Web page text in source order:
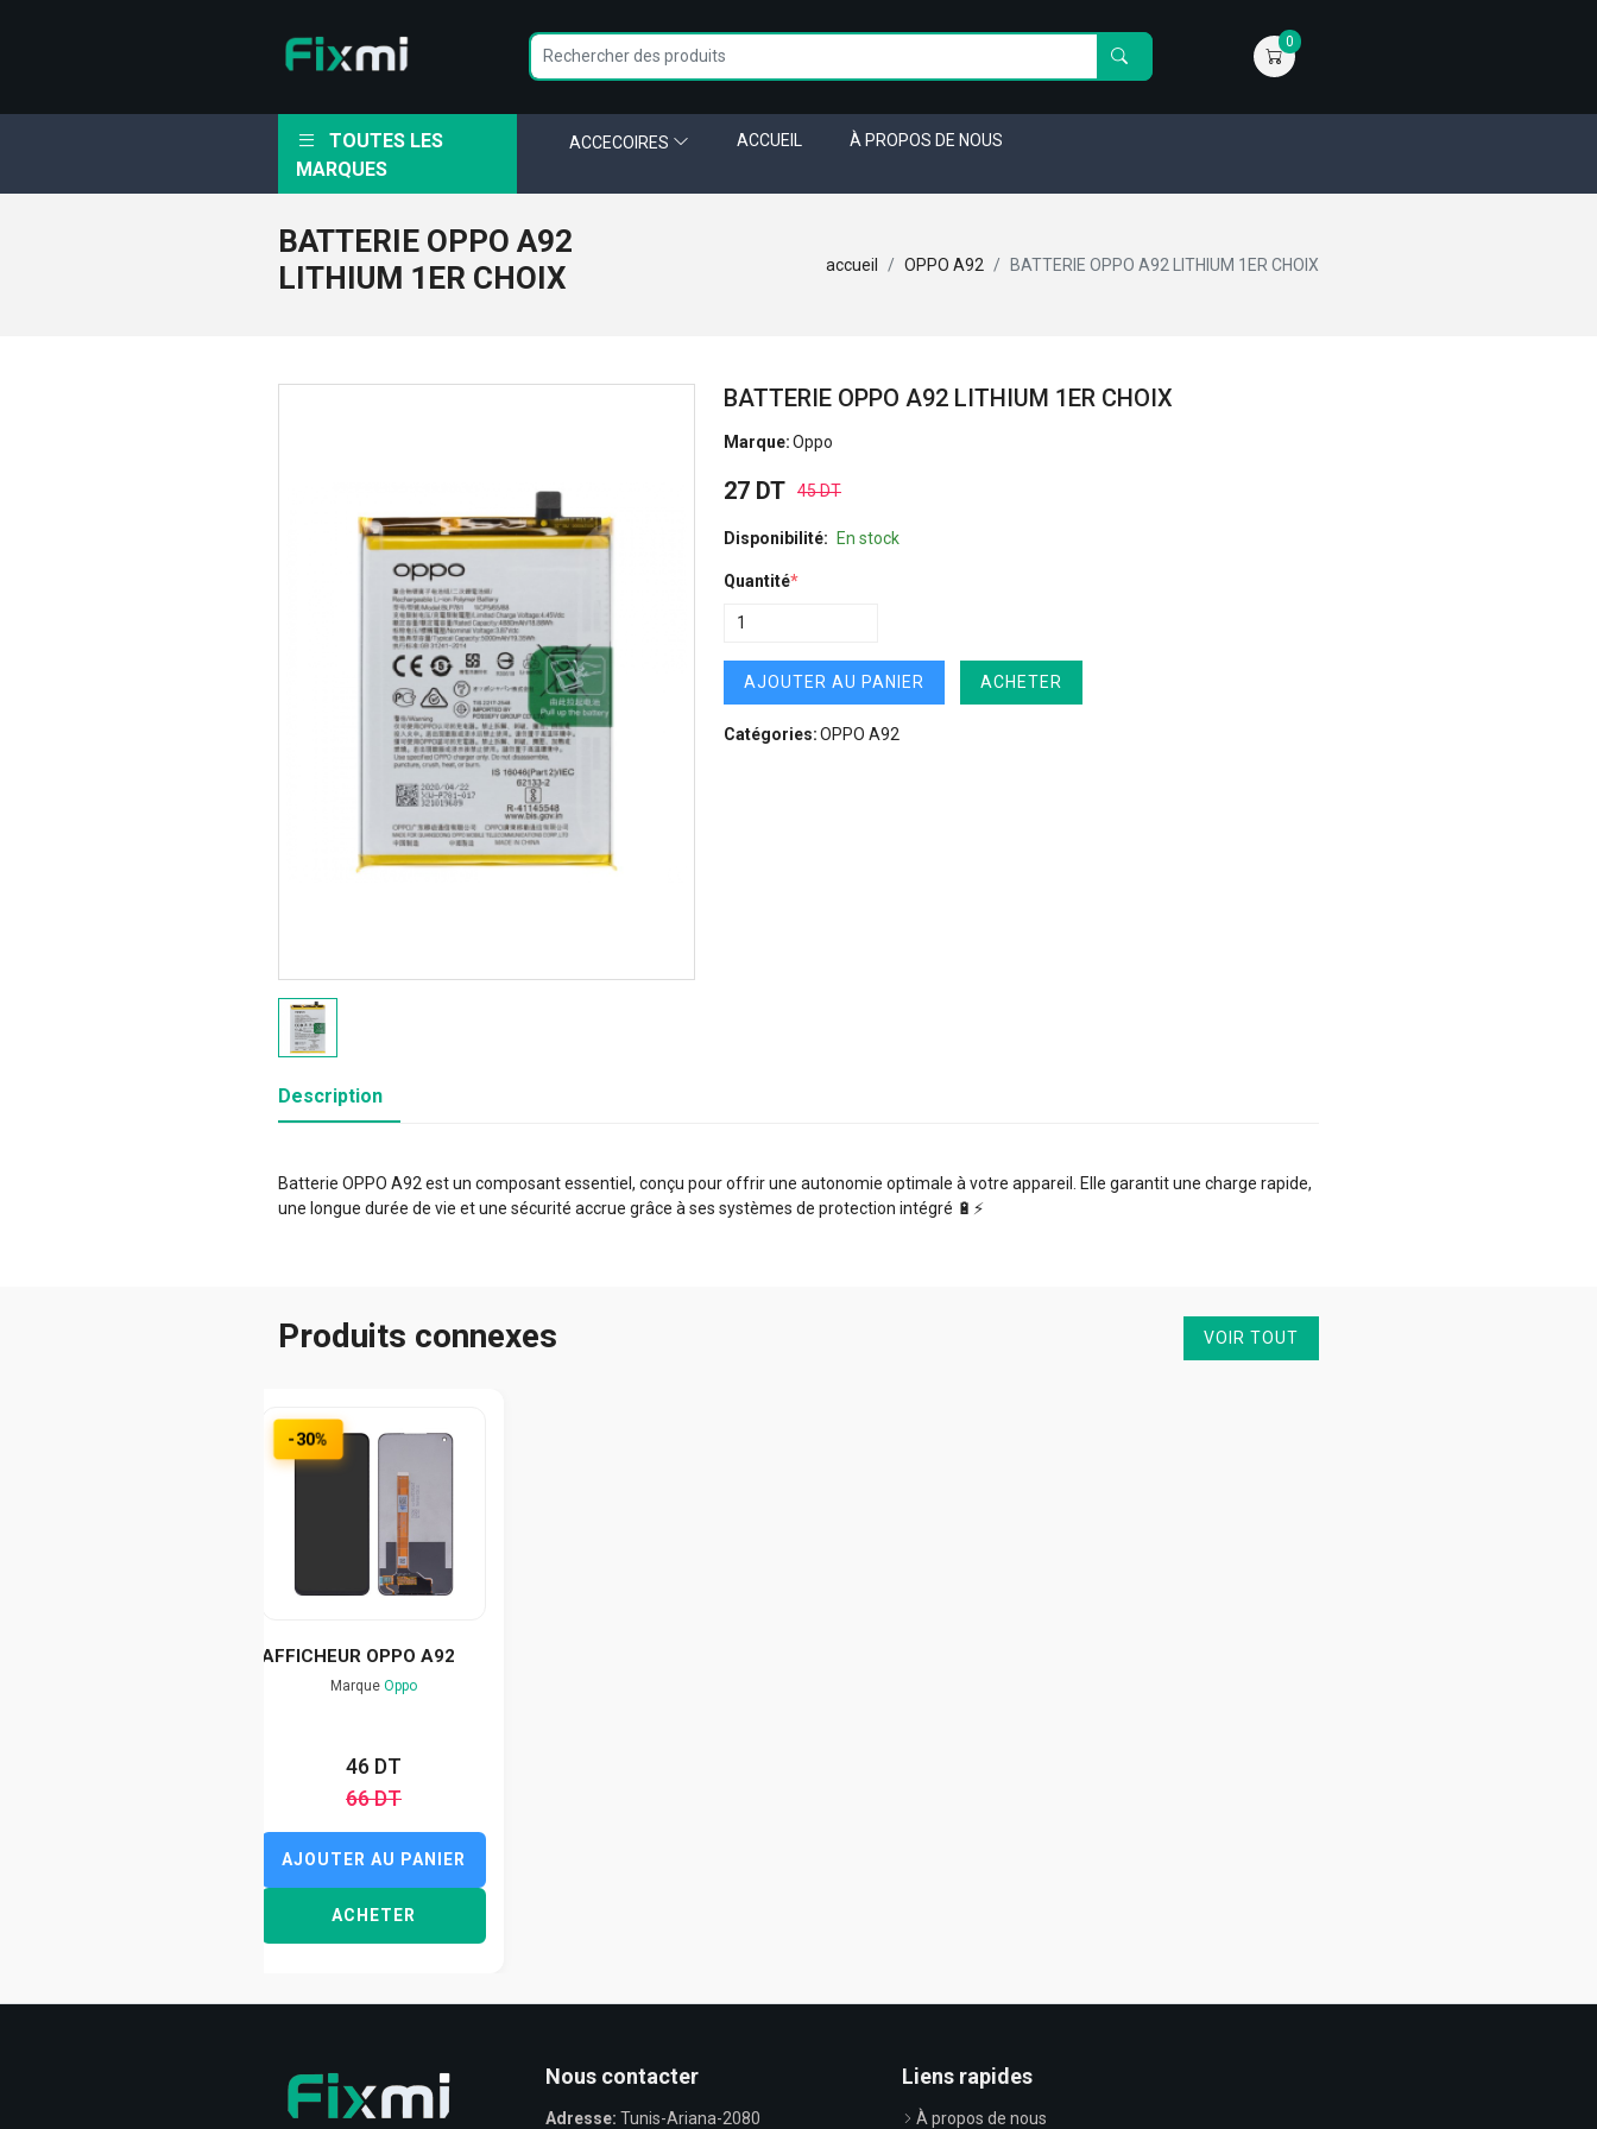
0
TOUTES LES
MARQUES
ACCECOIRES ACCUEIL À PROPOS DE NOUS
BATTERIE OPPO A92
LITHIUM 1ER CHOIX
accueil OPPO A92 BATTERIE OPPO A92 LITHIUM 1ER CHOIX
BATTERIE OPPO A92 LITHIUM 1ER CHOIX
Marque:Oppo
27 DT 45 DT
Disponibilité: En stock
Quantité*
AJOUTER AU PANIER ACHETER
Catégories:OPPO A92
Description
Batterie OPPO A92 est un composant essentiel, conçu pour offrir une autonomie optimale à votre appareil. Elle garantit une charge rapide,
une longue durée de vie et une sécurité accrue grâce à ses systèmes de protection intégré 🔋⚡️
Produits connexes VOIR TOUT
-30%
AFFICHEUR OPPO A92
Marque Oppo
46 DT
66 DT
AJOUTER AU PANIER
ACHETER
Nous contacter
Adresse: Tunis-Ariana-2080
Liens rapides
À propos de nous